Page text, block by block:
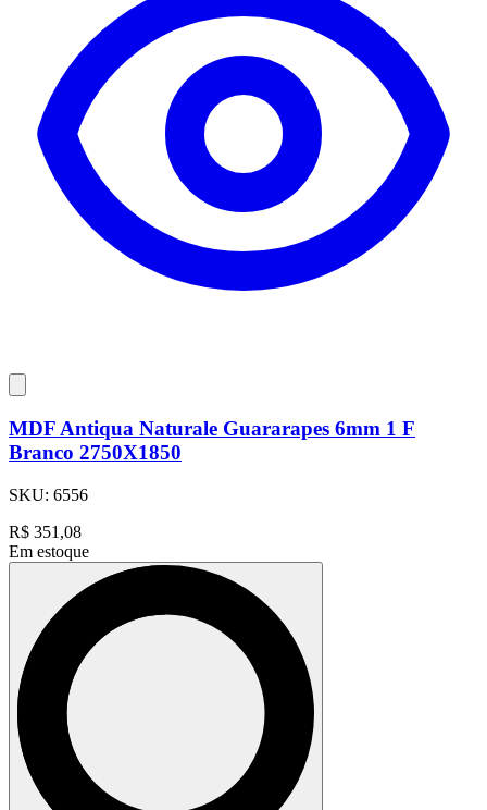
MDF Antiqua Naturale Guararapes 6mm 1 F
Branco 2750X1850
SKU: 6556
R$ 351,08
Em estoque